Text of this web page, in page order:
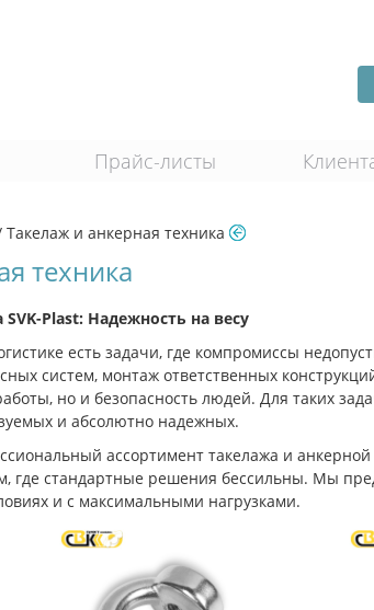
Прайс-листы
Такелаж и анкерная техника
техника
Plast: Надежность на весу
есть задачи, где компромиссы
систем, монтаж ответственных
но и безопасность людей. Для таких
и абсолютно надежных.
ассортимент такелажа и
где стандартные решения бессильны. Мы
и с максимальными нагрузками.